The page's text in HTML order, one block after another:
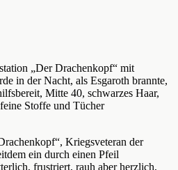
„Der Drachenkopf“ mit
in der Nacht, als Esgaroth brannte,
Mitte 40, schwarzes Haar,
Stoffe und Tücher
Kriegsveteran der
ein durch einen Pfeil
frustriert, rauh aber herzlich,